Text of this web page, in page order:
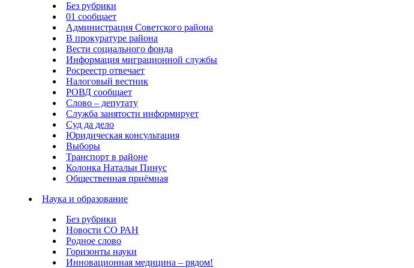
Без рубрики
01 сообщает
Администрация Советского района
В прокуратуре района
Вести социального фонда
Информация миграционной службы
Росреестр отвечает
Налоговый вестник
РОВД сообщает
Слово – депутату
Служба занятости информирует
Суд да дело
Юридическая консультация
Выборы
Транспорт в районе
Колонка Натальи Пинус
Общественная приёмная
Наука и образование
Без рубрики
Новости СО РАН
Родное слово
Горизонты науки
Инновационная медицина – рядом!